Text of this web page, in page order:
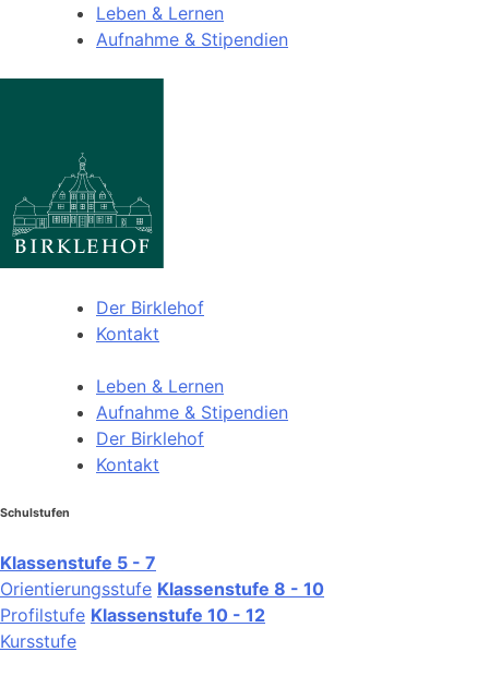
Leben & Lernen
Aufnahme & Stipendien
Der Birklehof
Kontakt
Leben & Lernen
Aufnahme & Stipendien
Der Birklehof
Kontakt
Schulstufen
Klassenstufe 5 - 7
Orientierungsstufe Klassenstufe 8 - 10
Profilstufe Klassenstufe 10 - 12
Kursstufe